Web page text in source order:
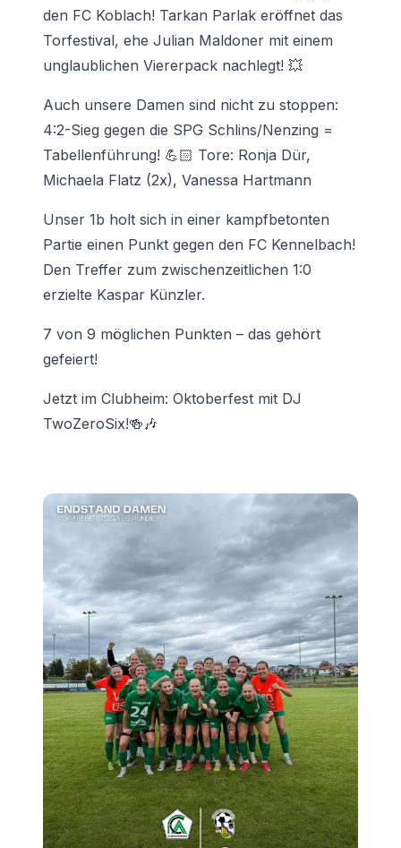
den FC Koblach! Tarkan Parlak eröffnet das
Torfestival, ehe Julian Maldoner mit einem
unglaublichen Viererpack nachlegt! 💥
Auch unsere Damen sind nicht zu stoppen:
4:2-Sieg gegen die SPG Schlins/Nenzing =
Tabellenführung! 💪🏻 Tore: Ronja Dür,
Michaela Flatz (2x), Vanessa Hartmann
Unser 1b holt sich in einer kampfbetonten
Partie einen Punkt gegen den FC Kennelbach!
Den Treffer zum zwischenzeitlichen 1:0
erzielte Kaspar Künzler.
7 von 9 möglichen Punkten – das gehört
gefeiert!
Jetzt im Clubheim: Oktoberfest mit DJ
TwoZeroSix!🍻🎶